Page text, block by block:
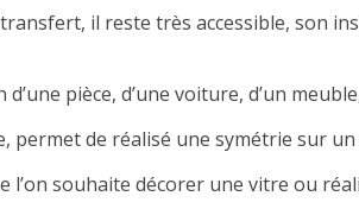
il reste très accessible, son
pièce, d’une voiture, d’un
permet de réalisé une symétrie sur
souhaite décorer une vitre ou